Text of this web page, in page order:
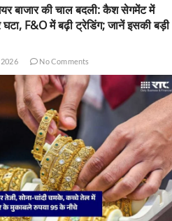
बाजार की चाल बदली: कैश सेगमेंट में
घटा, F&O में बढ़ी ट्रेडिंग; जानें इसकी बड़ी
2026 No Comments